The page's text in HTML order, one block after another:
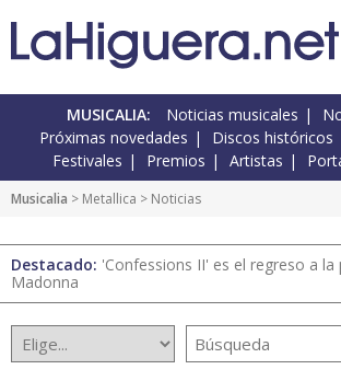
MUSICALIA: Noticias musicales
Próximas novedades
Discos históricos
Festivales
Premios Artistas
Musicalia > Metallica > Noticias
Destacado: 'Confessions II' es el regreso a la
Madonna